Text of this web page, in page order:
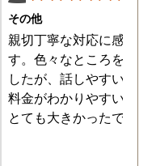
その他
親切丁寧な対応に感謝し
す。色々なところを探し
したが、話しやすいこと
料金がわかりやすいこと
とても大きかったです。